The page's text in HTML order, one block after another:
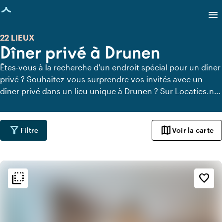
chargée
menu
Dîner privé à Drunen
22 LIEUX
Êtes-vous à la recherche d'un endroit spécial pour un dîner
privé ? Souhaitez-vous surprendre vos invités avec un
dîner privé dans un lieu unique à Drunen ? Sur Locaties.nl,
lieux à Drunen où vous pouvez dîner en toute tranquillité.
Découvrez tous les lieux de restauration privée pour un
délicieux dîner privé.
filter_alt Filtre mapVoir la carte
flip_to_back favorite_border
flip_to_back Ambiance
style
Hôtel chic